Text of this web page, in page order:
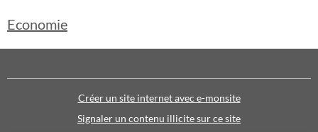
Economie
Créer un site internet avec e-monsite
Signaler un contenu illicite sur ce site